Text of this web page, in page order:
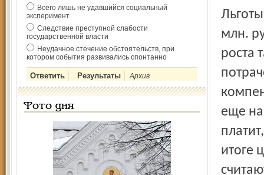
Всего лишь не удавшийся социальный
эксперимент
Следствие преступной слабости
государственной власти
Неудачное стечение обстоятельств, при
котором события развивались спонтанно
Архив
Фото дня
млн.
роста
еще
итоге